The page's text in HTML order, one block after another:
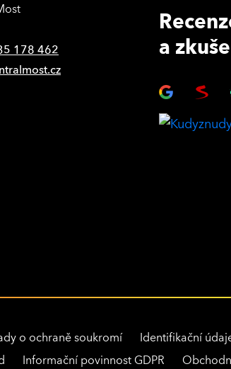
178 462
a
o ochraně soukromí Identifikační
Informační povinnost GDPR